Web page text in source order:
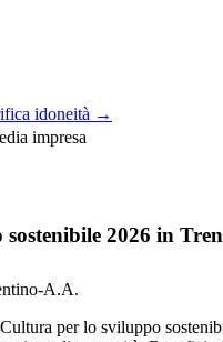
idoneità →
impresa
2026 in
A.A.
per lo sviluppo